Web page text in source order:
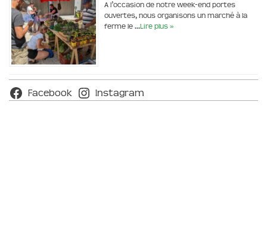
A l’occasion de notre week-end portes
ouvertes, nous organisons un marché à la
ferme le …Lire plus »
Facebook Instagram